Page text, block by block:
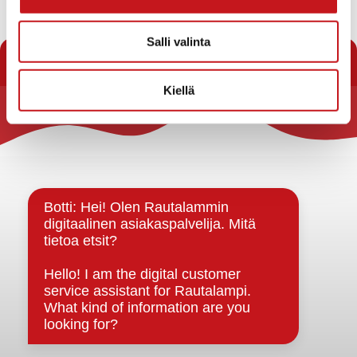
Salli valinta
Kiellä
Hyvkuulutus_Sonkari_Kiesimamuutos.pdf
Rautalammin kunta
Strategiat, ohjelmat, ohjeet, suunnitelmat, säännöt ja
sopimukset
Asiakirjajulkisuuskuvaus
Evästeet
Saavutettavuusseloste
Tietosuoja
Tietosuojaselosteet